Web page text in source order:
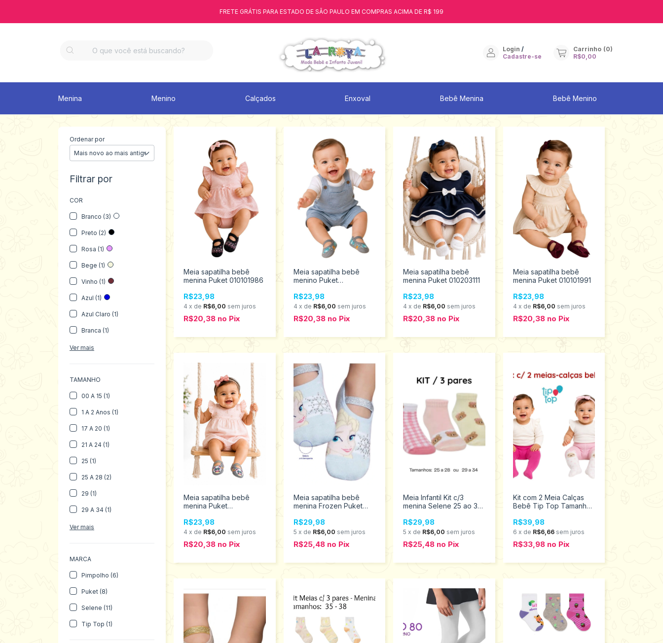
FRETE GRÁTIS PARA ESTADO DE SÃO PAULO EM COMPRAS ACIMA DE R$ 199
Login /
Cadastre-se
Carrinho (0)
R$0,00
Menina Menino Calçados Enxoval Bebê Menina Bebê Menino
Ordenar por
Filtrar por
COR
Branco (3)
Preto (2)
Rosa (1)
Bege (1)
Vinho (1)
Azul (1)
Azul Claro (1)
Branca (1)
Ver mais
TAMANHO
00 A 15 (1)
1 A 2 Anos (1)
17 A 20 (1)
21 A 24 (1)
25 (1)
25 A 28 (2)
29 (1)
29 A 34 (1)
Ver mais
MARCA
Pimpolho (6)
Puket (8)
Selene (11)
Tip Top (1)
Meia sapatilha bebê
menina Puket 010101986
R$23,98
4 x de R$6,00 sem juros
R$20,38 no Pix
Meia sapatilha bebê
menino Puket
R$23,98
4 x de R$6,00 sem juros
R$20,38 no Pix
Meia sapatilha bebê
menina Puket 010203111
R$23,98
4 x de R$6,00 sem juros
R$20,38 no Pix
Meia sapatilha bebê
menina Puket 010101991
R$23,98
4 x de R$6,00 sem juros
R$20,38 no Pix
Meia sapatilha bebê
menina Puket
R$23,98
4 x de R$6,00 sem juros
R$20,38 no Pix
Meia sapatilha bebê
menina Frozen Puket
R$29,98
5 x de R$6,00 sem juros
R$25,48 no Pix
Meia Infantil Kit c/3
menina Selene 25 ao 34
R$29,98
5 x de R$6,00 sem juros
R$25,48 no Pix
Kit com 2 Meia Calças
Bebê Tip Top Tamanho
R$39,98
6 x de R$6,66 sem juros
R$33,98 no Pix